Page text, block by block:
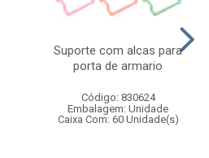
Suporte com alcas para
porta de armario
Código: 830624
Embalagem: Unidade
Caixa Com: 60 Unidade(s)